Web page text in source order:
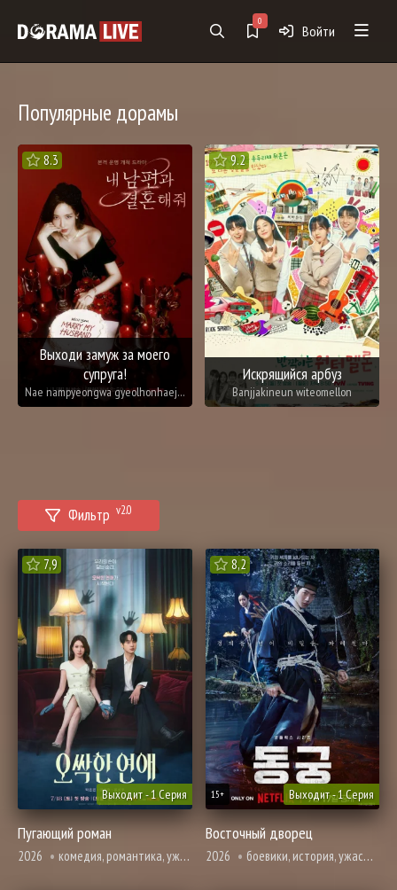
0
Войти
Популярные дорамы
8.3
Выходи замуж за моего
супруга!
Nae nampyeongwa gyeolhonhaejwo
9.2
Искрящийся арбуз
Banjjakineun witeomellon
Фильтр v2.0
7,9
Выходит - 1 Серия
Пугающий роман
2026 комедия, романтика, ужасы, фэнтези
8,2
Выходит - 1 Серия
15+
Восточный дворец
2026 боевики, история, ужасы, фэнтези